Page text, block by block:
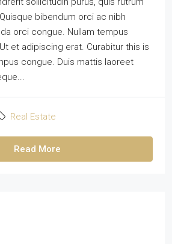
bibendum orci ac nibh
orci congue. Nullam tempus
et adipiscing erat. Curabitur this is
congue. Duis mattis laoreet
Real Estate
Read More